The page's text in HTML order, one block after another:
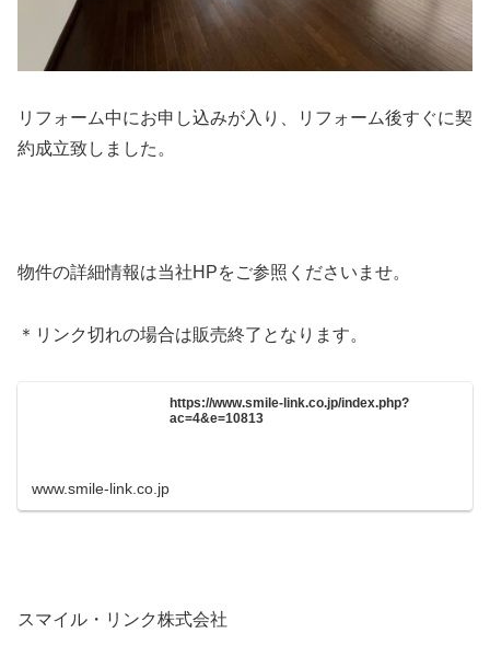
リフォーム中にお申し込みが入り、リフォーム後すぐに契
約成立致しました。
物件の詳細情報は当社HPをご参照くださいませ。
＊リンク切れの場合は販売終了となります。
https://www.smile-link.co.jp/index.php?
ac=4&e=10813
www.smile-link.co.jp
スマイル・リンク株式会社